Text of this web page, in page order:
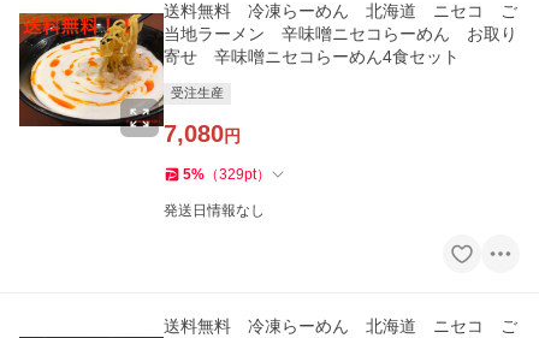
送料無料 冷凍らーめん 北海道 ニセコ ご
当地ラーメン 辛味噌ニセコらーめん お取り
寄せ 辛味噌ニセコらーめん4食セット
受注生産
7,080円
5% （329pt）
発送日情報なし
送料無料 冷凍らーめん 北海道 ニセコ ご